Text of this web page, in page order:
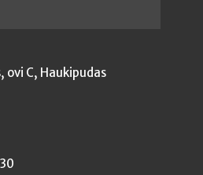
ovi C, Haukipudas